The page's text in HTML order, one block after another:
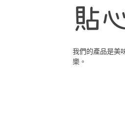
貼
我們的產品是美
樂。